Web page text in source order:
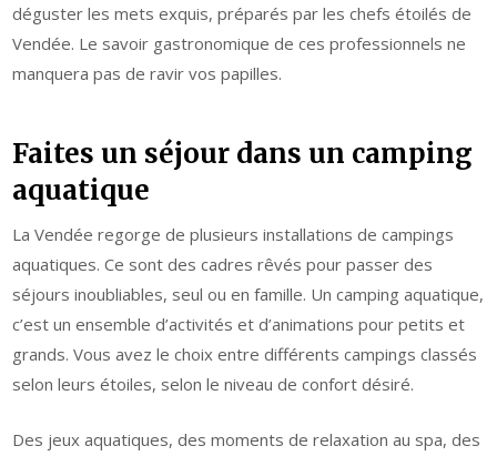
déguster les mets exquis, préparés par les chefs étoilés de
Vendée. Le savoir gastronomique de ces professionnels ne
manquera pas de ravir vos papilles.
Faites un séjour dans un camping
aquatique
La Vendée regorge de plusieurs installations de campings
aquatiques. Ce sont des cadres rêvés pour passer des
séjours inoubliables, seul ou en famille. Un camping aquatique,
c’est un ensemble d’activités et d’animations pour petits et
grands. Vous avez le choix entre différents campings classés
selon leurs étoiles, selon le niveau de confort désiré.
Des jeux aquatiques, des moments de relaxation au spa, des